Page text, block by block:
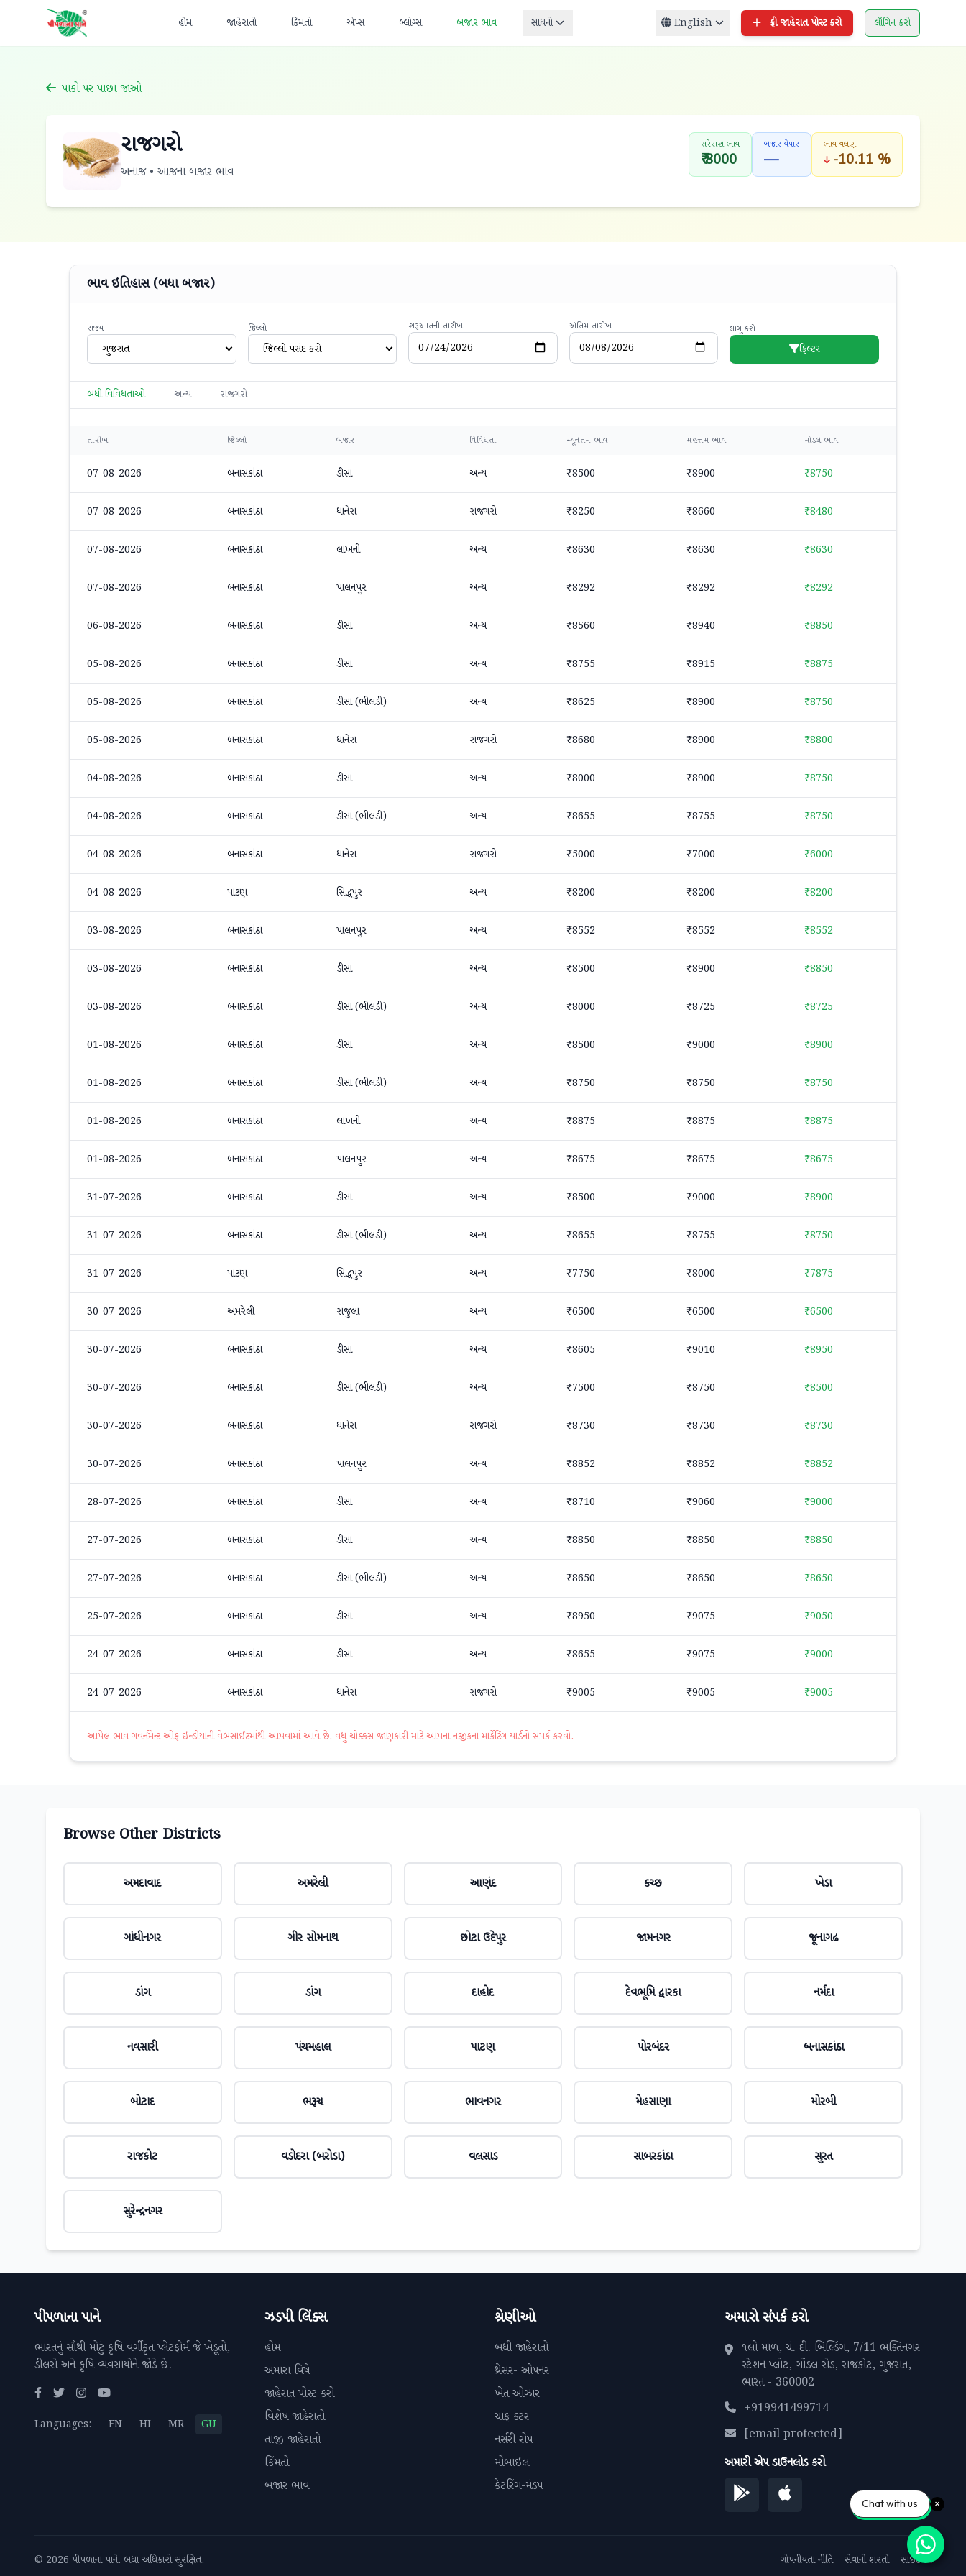
હોમ જાહેરાતો કિંમતો એપ્સ બ્લોગ્સ બજાર ભાવ સાધનો English ફ્રી જાહેરાત પોસ્ટ કરો લૉગિન કરો
પાકો પર પાછા જાઓ
રાજગરો
અનાજ • આજના બજાર ભાવ
સરેરાશ ભાવ
₹ 8000
બજાર વેપાર
—
ભાવ વલણ
-10.11 %
ભાવ ઇતિહાસ (બધા બજાર)
રાજ્ય
ગુજરાત
જિલ્લો
જિલ્લો પસંદ કરો
શરૂઆતની તારીખ અંતિમ તારીખ લાગુ કરો
ફિલ્ટર
બધી વિવિધતાઓ અન્ય રાજગરો
તારીખ જિલ્લો બજાર વિવિધતા ન્યૂનતમ ભાવ મહત્તમ ભાવ મોડલ ભાવ
07-08-2026 બનાસકાંઠા ડીસા અન્ય ₹8500 ₹8900 ₹8750
07-08-2026 બનાસકાંઠા ધાનેરા રાજગરો ₹8250 ₹8660 ₹8480
07-08-2026 બનાસકાંઠા લાખની અન્ય ₹8630 ₹8630 ₹8630
07-08-2026 બનાસકાંઠા પાલનપુર અન્ય ₹8292 ₹8292 ₹8292
06-08-2026 બનાસકાંઠા ડીસા અન્ય ₹8560 ₹8940 ₹8850
05-08-2026 બનાસકાંઠા ડીસા અન્ય ₹8755 ₹8915 ₹8875
05-08-2026 બનાસકાંઠા ડીસા (ભીલડી) અન્ય ₹8625 ₹8900 ₹8750
05-08-2026 બનાસકાંઠા ધાનેરા રાજગરો ₹8680 ₹8900 ₹8800
04-08-2026 બનાસકાંઠા ડીસા અન્ય ₹8000 ₹8900 ₹8750
04-08-2026 બનાસકાંઠા ડીસા (ભીલડી) અન્ય ₹8655 ₹8755 ₹8750
04-08-2026 બનાસકાંઠા ધાનેરા રાજગરો ₹5000 ₹7000 ₹6000
04-08-2026 પાટણ સિદ્ધપુર અન્ય ₹8200 ₹8200 ₹8200
03-08-2026 બનાસકાંઠા પાલનપુર અન્ય ₹8552 ₹8552 ₹8552
03-08-2026 બનાસકાંઠા ડીસા અન્ય ₹8500 ₹8900 ₹8850
03-08-2026 બનાસકાંઠા ડીસા (ભીલડી) અન્ય ₹8000 ₹8725 ₹8725
01-08-2026 બનાસકાંઠા ડીસા અન્ય ₹8500 ₹9000 ₹8900
01-08-2026 બનાસકાંઠા ડીસા (ભીલડી) અન્ય ₹8750 ₹8750 ₹8750
01-08-2026 બનાસકાંઠા લાખની અન્ય ₹8875 ₹8875 ₹8875
01-08-2026 બનાસકાંઠા પાલનપુર અન્ય ₹8675 ₹8675 ₹8675
31-07-2026 બનાસકાંઠા ડીસા અન્ય ₹8500 ₹9000 ₹8900
31-07-2026 બનાસકાંઠા ડીસા (ભીલડી) અન્ય ₹8655 ₹8755 ₹8750
31-07-2026 પાટણ સિદ્ધપુર અન્ય ₹7750 ₹8000 ₹7875
30-07-2026 અમરેલી રાજુલા અન્ય ₹6500 ₹6500 ₹6500
30-07-2026 બનાસકાંઠા ડીસા અન્ય ₹8605 ₹9010 ₹8950
30-07-2026 બનાસકાંઠા ડીસા (ભીલડી) અન્ય ₹7500 ₹8750 ₹8500
30-07-2026 બનાસકાંઠા ધાનેરા રાજગરો ₹8730 ₹8730 ₹8730
30-07-2026 બનાસકાંઠા પાલનપુર અન્ય ₹8852 ₹8852 ₹8852
28-07-2026 બનાસકાંઠા ડીસા અન્ય ₹8710 ₹9060 ₹9000
27-07-2026 બનાસકાંઠા ડીસા અન્ય ₹8850 ₹8850 ₹8850
27-07-2026 બનાસકાંઠા ડીસા (ભીલડી) અન્ય ₹8650 ₹8650 ₹8650
25-07-2026 બનાસકાંઠા ડીસા અન્ય ₹8950 ₹9075 ₹9050
24-07-2026 બનાસકાંઠા ડીસા અન્ય ₹8655 ₹9075 ₹9000
24-07-2026 બનાસકાંઠા ધાનેરા રાજગરો ₹9005 ₹9005 ₹9005
આપેલ ભાવ ગવર્નમેન્ટ ઓફ ઇન્ડીયાની વેબસાઈટમાંથી આપવામાં આવે છે. વધુ ચોક્કસ જાણકારી માટે આપના નજીકના માર્કેટિંગ યાર્ડનો સંપર્ક કરવો.
Browse Other Districts
અમદાવાદ અમરેલી આણંદ કચ્છ ખેડા
ગાંધીનગર ગીર સોમનાથ છોટા ઉદેપુર જામનગર જૂનાગઢ
ડાંગ ડાંગ દાહોદ દેવભૂમિ દ્વારકા નર્મદા
નવસારી પંચમહાલ પાટણ પોરબંદર બનાસકાંઠા
બોટાદ ભરૂચ ભાવનગર મેહસાણા મોરબી
રાજકોટ વડોદરા (બરોડા) વલસાડ સાબરકાંઠા સુરત
સુરેન્દ્રનગર
પીપળાના પાને
ભારતનું સૌથી મોટું કૃષિ વર્ગીકૃત પ્લેટફોર્મ જે ખેડૂતો,
ડીલરો અને કૃષિ વ્યવસાયોને જોડે છે.
Languages: EN HI MR GU
ઝડપી લિંક્સ
હોમ
અમારા વિષે
જાહેરાત પોસ્ટ કરો
વિશેષ જાહેરાતો
તાજી જાહેરાતો
કિંમતો
બજાર ભાવ
શ્રેણીઓ
બધી જાહેરાતો
થ્રેસર- ઓપનર
ખેત ઓઝાર
ચાફ ક્ટર
નર્સરી રોપ
મોબાઇલ
કેટરિંગ-મંડપ
અમારો સંપર્ક કરો
૧લો માળ, ચં. દી. બિલ્ડિંગ, 7/11 ભક્તિનગર
સ્ટેશન પ્લોટ, ગોંડલ રોડ, રાજકોટ, ગુજરાત,
ભારત - 360002
+919941499714
[email protected]
અમારી એપ ડાઉનલોડ કરો
© 2026 પીપળાના પાને. બધા અધિકારો સુરક્ષિત. ગોપનીયતા નીતિ સેવાની શરતો સાઇટમેપ
Chat with us